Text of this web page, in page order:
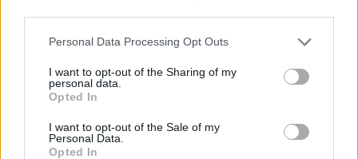
Please note that this website/app uses one or more Google
not limited to your visit or usage behaviour. You may click to
grant or deny consent to Google and its third-party tags to
use your data for below specified purposes in below Google
consent section.
Personal Data Processing Opt Outs
I want to opt-out of the Sharing of my
personal data.
Opted In
I want to opt-out of the Sale of my
Personal Data.
Opted In
Leave a Reply
Your email address will not be published. Required fields are marked*
*